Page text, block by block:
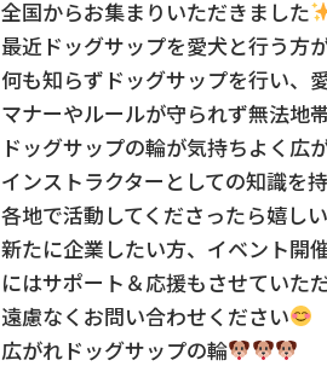
全国からお集まりいただきました
最近ドッグサップを愛犬と行う方
何も知らずドッグサップを行い、
マナーやルールが守られず無法地
ドッグサップの輪が気持ちよく広
インストラクターとしての知識を
各地で活動してくださったら嬉し
新たに企業したい方、イベント開
にはサポート＆応援もさせていた
遠慮なくお問い合わせください
広がれドッグサップの輪